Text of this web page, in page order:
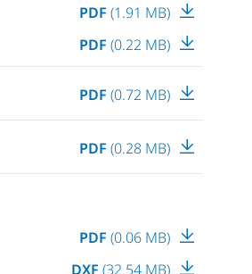
PDF (1.91 MB)
PDF (0.22 MB)
PDF (0.72 MB)
PDF (0.28 MB)
PDF (0.06 MB)
DXF (32.54 MB)